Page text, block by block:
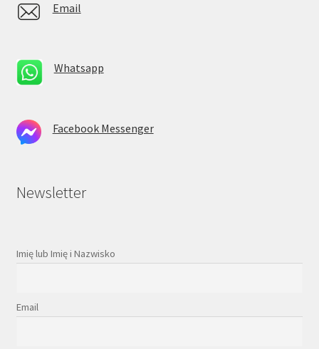
Email
Whatsapp
Facebook Messenger
Newsletter
Imię lub Imię i Nazwisko
Email